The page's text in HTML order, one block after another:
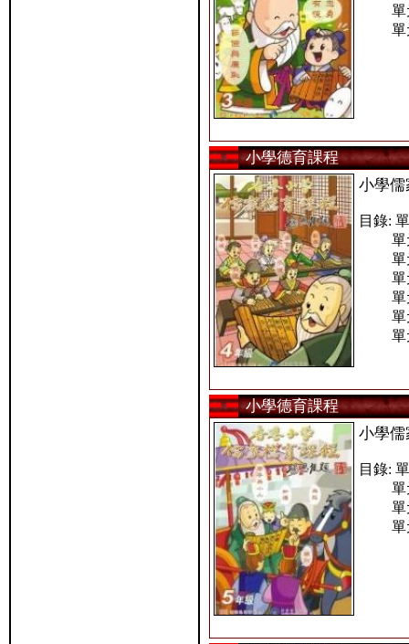
單元
單元
小學德育課程
小學儒
目錄:
單元
單元
單元
單元
單元
單元
小學德育課程
小學儒
目錄:
單元
單元
單元